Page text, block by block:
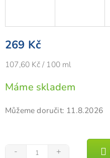
269 Kč
Měrná
107,60 Kč / 100 ml
Máme skladem
Můžeme doručit: 11.8.2026